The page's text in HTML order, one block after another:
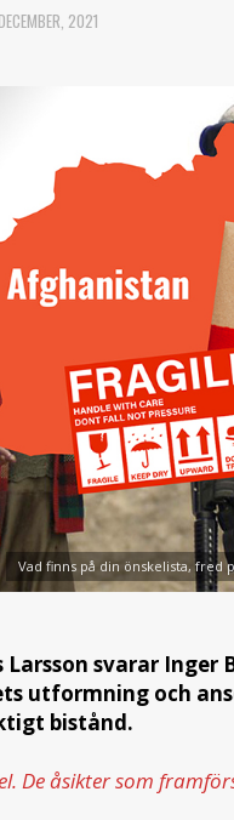
2021
Vad finns på din önskelista, fred
Larsson svarar
utformning och
bistånd.
De åsikter som